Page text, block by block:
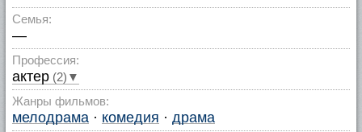
Семья:
—
Профессия:
актер (2)▼
Жанры фильмов:
мелодрама · комедия · драма